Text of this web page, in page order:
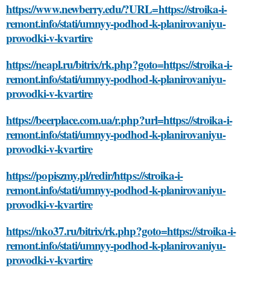
https://www.newberry.edu/?URL=https://stroika-i-
remont.info/stati/umnyy-podhod-k-planirovaniyu-
provodki-v-kvartire
https://neapl.ru/bitrix/rk.php?goto=https://stroika-i-
remont.info/stati/umnyy-podhod-k-planirovaniyu-
provodki-v-kvartire
https://beerplace.com.ua/r.php?url=https://stroika-i-
remont.info/stati/umnyy-podhod-k-planirovaniyu-
provodki-v-kvartire
https://popiszmy.pl/redir/https://stroika-i-
remont.info/stati/umnyy-podhod-k-planirovaniyu-
provodki-v-kvartire
https://nko37.ru/bitrix/rk.php?goto=https://stroika-i-
remont.info/stati/umnyy-podhod-k-planirovaniyu-
provodki-v-kvartire